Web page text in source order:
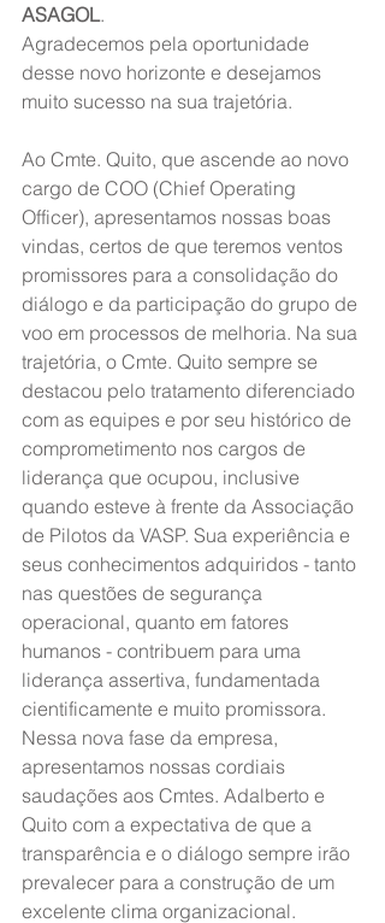
ASAGOL.
Agradecemos pela oportunidade
desse novo horizonte e desejamos
muito sucesso na sua trajetória.
Ao Cmte. Quito, que ascende ao novo
cargo de COO (Chief Operating
Officer), apresentamos nossas boas
vindas, certos de que teremos ventos
promissores para a consolidação do
diálogo e da participação do grupo de
voo em processos de melhoria. Na sua
trajetória, o Cmte. Quito sempre se
destacou pelo tratamento diferenciado
com as equipes e por seu histórico de
comprometimento nos cargos de
liderança que ocupou, inclusive
quando esteve à frente da Associação
de Pilotos da VASP. Sua experiência e
seus conhecimentos adquiridos - tanto
nas questões de segurança
operacional, quanto em fatores
humanos - contribuem para uma
liderança assertiva, fundamentada
cientificamente e muito promissora.
Nessa nova fase da empresa,
apresentamos nossas cordiais
saudações aos Cmtes. Adalberto e
Quito com a expectativa de que a
transparência e o diálogo sempre irão
prevalecer para a construção de um
excelente clima organizacional.